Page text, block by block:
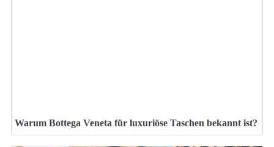
Warum Bottega Veneta für luxuriöse Taschen bekannt ist?